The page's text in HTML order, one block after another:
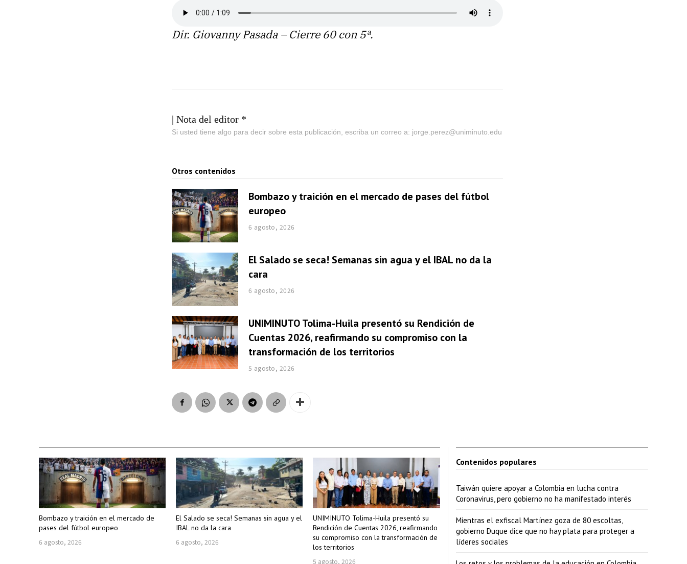
Dir. Giovanny Pasada – Cierre 60 con 5ª.
| Nota del editor *
Si usted tiene algo para decir sobre esta publicación, escriba un correo a: jorge.perez@uniminuto.edu
Otros contenidos
Bombazo y traición en el mercado de pases del fútbol
europeo
6 agosto, 2026
El Salado se seca! Semanas sin agua y el IBAL no da la
cara
6 agosto, 2026
UNIMINUTO Tolima-Huila presentó su Rendición de
Cuentas 2026, reafirmando su compromiso con la
transformación de los territorios
5 agosto, 2026
Bombazo y traición en el mercado de
pases del fútbol europeo
6 agosto, 2026
El Salado se seca! Semanas sin agua y el
IBAL no da la cara
6 agosto, 2026
UNIMINUTO Tolima-Huila presentó su
Rendición de Cuentas 2026, reafirmando
su compromiso con la transformación de
los territorios
5 agosto, 2026
Contenidos populares
Taiwán quiere apoyar a Colombia en lucha contra
Coronavirus, pero gobierno no ha manifestado interés
Mientras el exfiscal Martínez goza de 80 escoltas,
gobierno Duque dice que no hay plata para proteger a
líderes sociales